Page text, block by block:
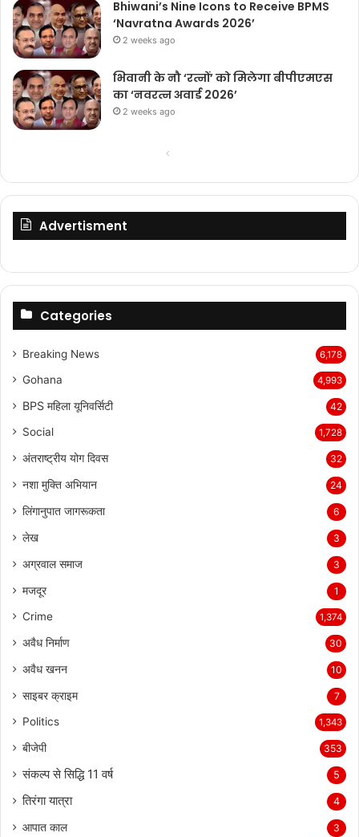
Bhiwani’s Nine Icons to Receive BPMS
‘Navratna Awards 2026’
2 weeks ago
भिवानी के नौ ‘रत्नों’ को मिलेगा बीपीएमएस
का ‘नवरत्न अवार्ड 2026’
2 weeks ago
Previous
Advertisment
Categories
Breaking News 6,178
Gohana 4,993
BPS महिला यूनिवर्सिटी 42
Social 1,728
अंतराष्ट्रीय योग दिवस 32
नशा मुक्ति अभियान 24
लिंगानुपात जागरूकता 6
लेख 3
अग्रवाल समाज 3
मजदूर 1
Crime 1,374
अवैध निर्माण 30
अवैध खनन 10
साइबर क्राइम 7
Politics 1,343
बीजेपी 353
संकल्प से सिद्धि 11 वर्ष 5
तिरंगा यात्रा 4
आपात काल 3